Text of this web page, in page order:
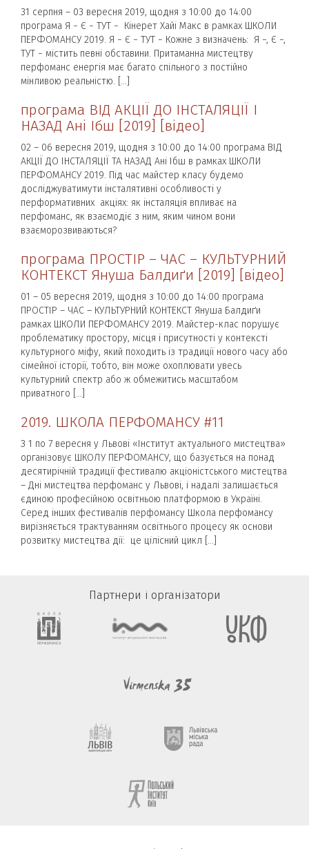
31 серпня – 03 вересня 2019, щодня з 10:00 до 14:00
програма Я − Є − ТУТ − Кінерет Хайі Макс в рамках ШКОЛИ
ПЕРФОМАНСУ 2019. Я − Є − ТУТ − Кожне з визначень: Я −, Є −,
ТУТ − містить певні обставини. Притаманна мистецтву
перфоманс енергія має багато спільного з постійно
мінливою реальністю. […]
програма ВІД АКЦІЇ ДО ІНСТАЛЯЦІЇ І
НАЗАД Ані Ібш [2019] [відео]
02 – 06 вересня 2019, щодня з 10:00 до 14:00 програма ВІД
АКЦІЇ ДО ІНСТАЛЯЦІЇ ТА НАЗАД Ані Ібш в рамках ШКОЛИ
ПЕРФОМАНСУ 2019. Під час майстер класу будемо
досліджуватимути інсталятивні особливості у
перформативних акціях: як інсталяція впливає на
перфоманс, як взаємодіє з ним, яким чином вони
взаєморозвиваються?
програма ПРОСТІР – ЧАС – КУЛЬТУРНИЙ
КОНТЕКСТ Януша Балдиґи [2019] [відео]
01 – 05 вересня 2019, щодня з 10:00 до 14:00 програма
ПРОСТІР – ЧАС – КУЛЬТУРНИЙ КОНТЕКСТ Януша Балдиґи
рамках ШКОЛИ ПЕРФОМАНСУ 2019. Майстер-клас порушує
проблематику простору, місця і присутності у контексті
культурного міфу, який походить із традиції нового часу або
сімейної історії, тобто, він може охоплювати увесь
культурний спектр або ж обмежитись масштабом
приватного […]
2019. ШКОЛА ПЕРФОМАНСУ #11
З 1 по 7 вересня у Львові «Інститут актуального мистецтва»
організовує ШКОЛУ ПЕРФОМАНСУ, що базується на понад
десятирічній традиції фестивалю акціоністського мистецтва
– Дні мистецтва перфоманс у Львові, і надалі залишається
єдиною професійною освітньою платформою в Україні.
Серед інших фестивалів перфомансу Школа перфомансу
вирізняється трактуванням освітнього процесу як основи
розвитку мистецтва дії: це цілісний цикл […]
Партнери і організатори